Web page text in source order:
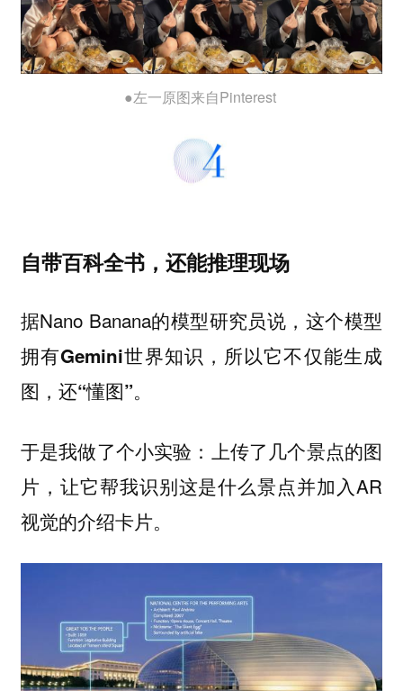
●左一原图来自Pinterest
自带百科全书，还能推理现场
据Nano Banana的模型研究员说， 这个模型
拥有Gemini世界知识，所以它不仅能生成
图，还“懂图”。
于是我做了个小实验：上传了几个景点的图
片，让它帮我识别这是什么景点并加入AR
视觉的介绍卡片。